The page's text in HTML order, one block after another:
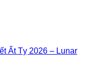
Ất Tỵ 2026 – Lunar